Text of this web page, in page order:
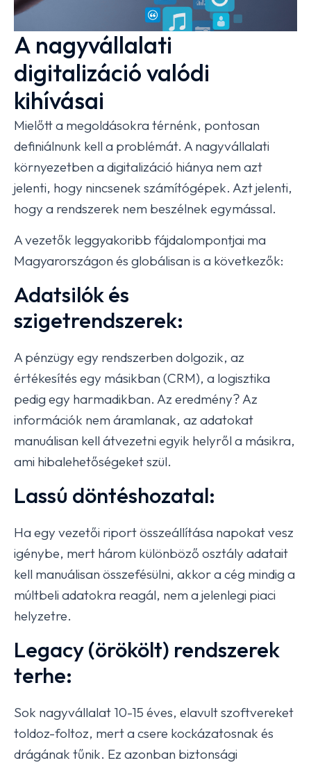
A nagyvállalati
digitalizáció valódi
kihívásai
Mielőtt a megoldásokra térnénk, pontosan
definiálnunk kell a problémát. A nagyvállalati
környezetben a digitalizáció hiánya nem azt
jelenti, hogy nincsenek számítógépek. Azt jelenti,
hogy a rendszerek nem beszélnek egymással.
A vezetők leggyakoribb fájdalompontjai ma
Magyarországon és globálisan is a következők:
Adatsilók és
szigetrendszerek:
A pénzügy egy rendszerben dolgozik, az
értékesítés egy másikban (CRM), a logisztika
pedig egy harmadikban. Az eredmény? Az
információk nem áramlanak, az adatokat
manuálisan kell átvezetni egyik helyről a másikra,
ami hibalehetőségeket szül.
Lassú döntéshozatal:
Ha egy vezetői riport összeállítása napokat vesz
igénybe, mert három különböző osztály adatait
kell manuálisan összefésülni, akkor a cég mindig a
múltbeli adatokra reagál, nem a jelenlegi piaci
helyzetre.
Legacy (örökölt) rendszerek
terhe:
Sok nagyvállalat 10-15 éves, elavult szoftvereket
toldoz-foltoz, mert a csere kockázatosnak és
drágának tűnik. Ez azonban biztonsági